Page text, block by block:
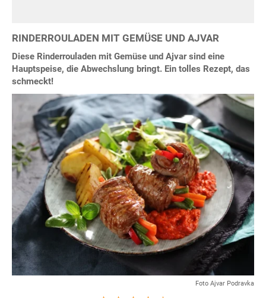
RINDERROULADEN MIT GEMÜSE UND AJVAR
Diese Rinderrouladen mit Gemüse und Ajvar sind eine
Hauptspeise, die Abwechslung bringt. Ein tolles Rezept, das
schmeckt!
Foto Ajvar Podravka